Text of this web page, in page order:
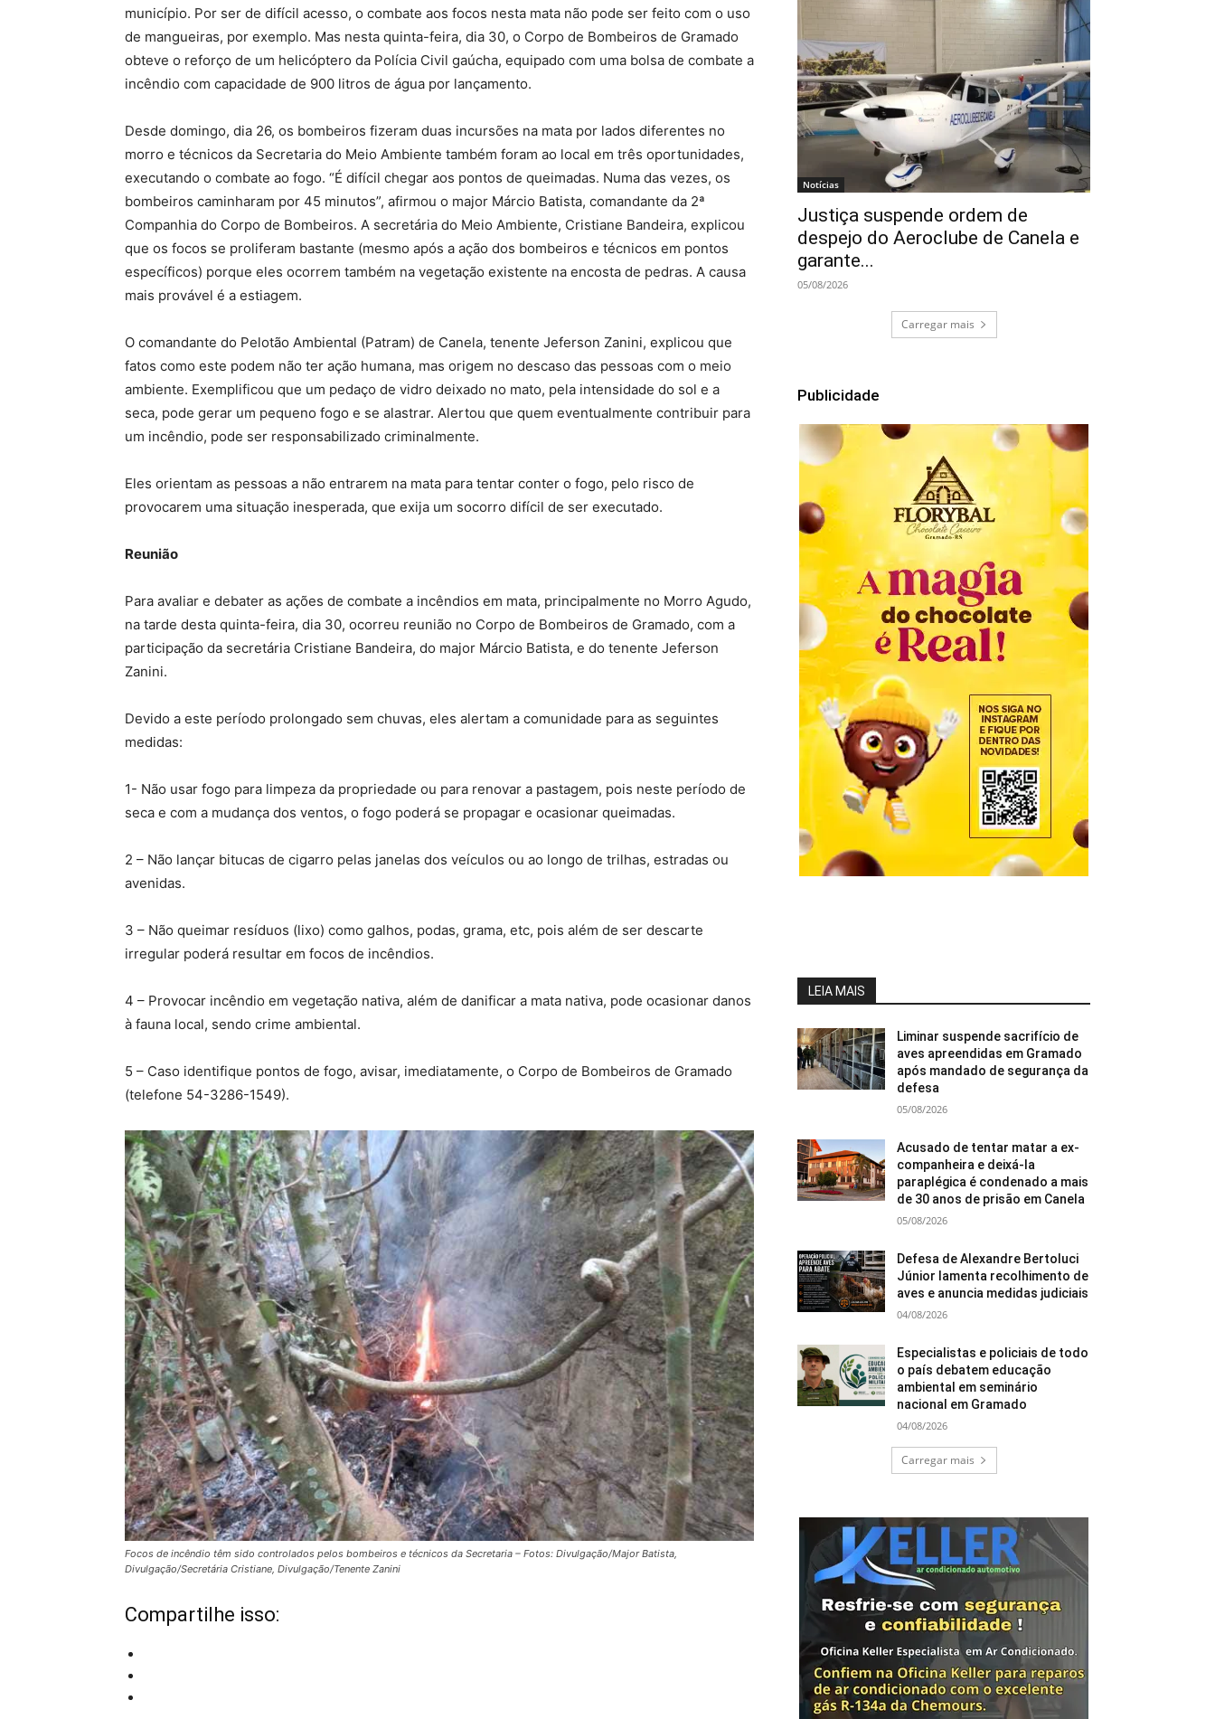
município. Por ser de difícil acesso, o combate aos focos nesta mata não pode ser feito com o uso
de mangueiras, por exemplo. Mas nesta quinta-feira, dia 30, o Corpo de Bombeiros de Gramado
obteve o reforço de um helicóptero da Polícia Civil gaúcha, equipado com uma bolsa de combate a
incêndio com capacidade de 900 litros de água por lançamento.
Desde domingo, dia 26, os bombeiros fizeram duas incursões na mata por lados diferentes no
morro e técnicos da Secretaria do Meio Ambiente também foram ao local em três oportunidades,
executando o combate ao fogo. “É difícil chegar aos pontos de queimadas. Numa das vezes, os
bombeiros caminharam por 45 minutos”, afirmou o major Márcio Batista, comandante da 2ª
Companhia do Corpo de Bombeiros. A secretária do Meio Ambiente, Cristiane Bandeira, explicou
que os focos se proliferam bastante (mesmo após a ação dos bombeiros e técnicos em pontos
específicos) porque eles ocorrem também na vegetação existente na encosta de pedras. A causa
mais provável é a estiagem.
O comandante do Pelotão Ambiental (Patram) de Canela, tenente Jeferson Zanini, explicou que
fatos como este podem não ter ação humana, mas origem no descaso das pessoas com o meio
ambiente. Exemplificou que um pedaço de vidro deixado no mato, pela intensidade do sol e a
seca, pode gerar um pequeno fogo e se alastrar. Alertou que quem eventualmente contribuir para
um incêndio, pode ser responsabilizado criminalmente.
Eles orientam as pessoas a não entrarem na mata para tentar conter o fogo, pelo risco de
provocarem uma situação inesperada, que exija um socorro difícil de ser executado.
Reunião
Para avaliar e debater as ações de combate a incêndios em mata, principalmente no Morro Agudo,
na tarde desta quinta-feira, dia 30, ocorreu reunião no Corpo de Bombeiros de Gramado, com a
participação da secretária Cristiane Bandeira, do major Márcio Batista, e do tenente Jeferson
Zanini.
Devido a este período prolongado sem chuvas, eles alertam a comunidade para as seguintes
medidas:
1- Não usar fogo para limpeza da propriedade ou para renovar a pastagem, pois neste período de
seca e com a mudança dos ventos, o fogo poderá se propagar e ocasionar queimadas.
2 – Não lançar bitucas de cigarro pelas janelas dos veículos ou ao longo de trilhas, estradas ou
avenidas.
3 – Não queimar resíduos (lixo) como galhos, podas, grama, etc, pois além de ser descarte
irregular poderá resultar em focos de incêndios.
4 – Provocar incêndio em vegetação nativa, além de danificar a mata nativa, pode ocasionar danos
à fauna local, sendo crime ambiental.
5 – Caso identifique pontos de fogo, avisar, imediatamente, o Corpo de Bombeiros de Gramado
(telefone 54-3286-1549).
Focos de incêndio têm sido controlados pelos bombeiros e técnicos da Secretaria – Fotos: Divulgação/Major Batista,
Divulgação/Secretária Cristiane, Divulgação/Tenente Zanini
Compartilhe isso:
Notícias
Justiça suspende ordem de
despejo do Aeroclube de Canela e
garante...
05/08/2026
Carregar mais
Publicidade
LEIA MAIS
Liminar suspende sacrifício de
aves apreendidas em Gramado
após mandado de segurança da
defesa
05/08/2026
Acusado de tentar matar a ex-
companheira e deixá-la
paraplégica é condenado a mais
de 30 anos de prisão em Canela
05/08/2026
Defesa de Alexandre Bertoluci
Júnior lamenta recolhimento de
aves e anuncia medidas judiciais
04/08/2026
Especialistas e policiais de todo
o país debatem educação
ambiental em seminário
nacional em Gramado
04/08/2026
Carregar mais